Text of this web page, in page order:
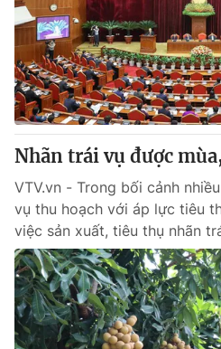
Nhãn trái vụ được
VTV.vn - Trong bối cảnh
vụ thu hoạch với áp lực tiêu
việc sản xuất, tiêu thụ nhãn